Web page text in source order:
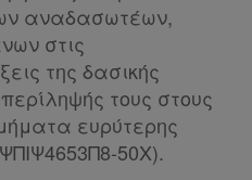
αναδασωτέων,
στις
της δασικής
τους στους
ευρύτερης
50Χ).